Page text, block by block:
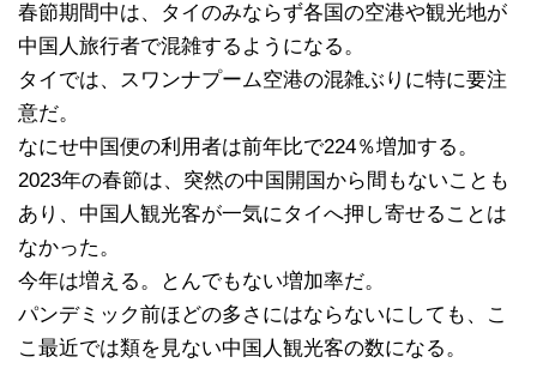
春節期間中は、タイのみならず各国の空港や観光地が
中国人旅行者で混雑するようになる。
タイでは、スワンナプーム空港の混雑ぶりに特に要注
意だ。
なにせ中国便の利用者は前年比で224％増加する。
2023年の春節は、突然の中国開国から間もないことも
あり、中国人観光客が一気にタイへ押し寄せることは
なかった。
今年は増える。とんでもない増加率だ。
パンデミック前ほどの多さにはならないにしても、こ
こ最近では類を見ない中国人観光客の数になる。